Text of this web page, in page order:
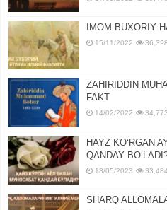
IMOM BUXORIY
15/11/2022 36,398
ZAHIRIDDIN
FAKT
14/02/2022 34,773
HAYZ KOʻRGAN
QANDAY
18/05/2023 33,484
SHARQ